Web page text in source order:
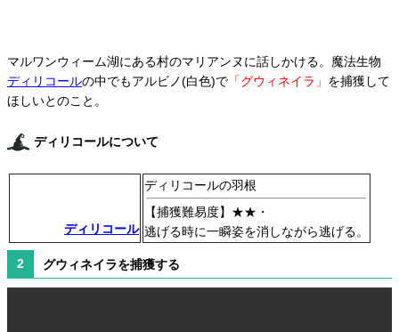
マルワンウィーム湖にある村のマリアンヌに話しかける。魔法生物
ディリコールの中でもアルビノ(白色)で 「グウィネイラ」 を捕獲して
ほしいとのこと。
ディリコールについて
ディリコール
ディリコールの羽根
【捕獲難易度】 ★★・
逃げる時に一瞬姿を消しながら逃げる。
グウィネイラを捕獲する